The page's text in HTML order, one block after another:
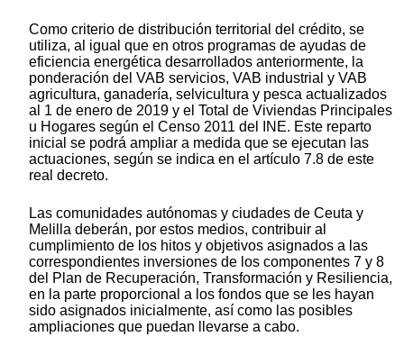
Como criterio de distribución territorial del crédito, se
utiliza, al igual que en otros programas de ayudas de
eficiencia energética desarrollados anteriormente, la
ponderación del VAB servicios, VAB industrial y VAB
agricultura, ganadería, selvicultura y pesca actualizados
al 1 de enero de 2019 y el Total de Viviendas Principales
u Hogares según el Censo 2011 del INE. Este reparto
inicial se podrá ampliar a medida que se ejecutan las
actuaciones, según se indica en el artículo 7.8 de este
real decreto.
Las comunidades autónomas y ciudades de Ceuta y
Melilla deberán, por estos medios, contribuir al
cumplimiento de los hitos y objetivos asignados a las
correspondientes inversiones de los componentes 7 y 8
del Plan de Recuperación, Transformación y Resiliencia,
en la parte proporcional a los fondos que se les hayan
sido asignados inicialmente, así como las posibles
ampliaciones que puedan llevarse a cabo.